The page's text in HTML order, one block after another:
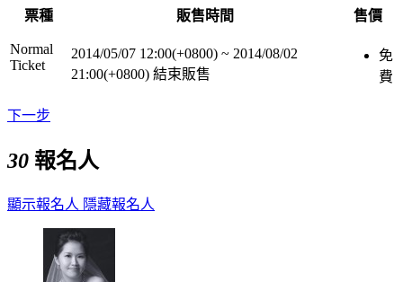
票種 販售時間 售價
Normal
Ticket
2014/05/07 12:00(+0800) ~ 2014/08/02
21:00(+0800) 結束販售
免
費
下一步
30 報名人
顯示報名人 隱藏報名人